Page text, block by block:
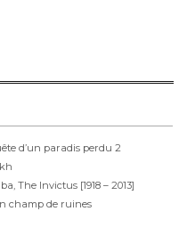
d’un paradis perdu 2
The Invictus [1918 – 2013]
champ de ruines